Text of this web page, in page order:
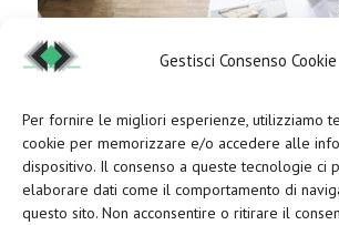
Gestisci Consenso Cookie
Per fornire le migliori esperienze, utilizziamo
cookie per memorizzare e/o accedere alle
dispositivo. Il consenso a queste tecnologie ci
elaborare dati come il comportamento di
questo sito. Non acconsentire o ritirare il
Luglio 14, 2019 / 0 Commenti
Se prima gli uffici erano vissuti
alcuni…